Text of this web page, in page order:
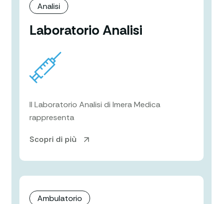
Analisi
Laboratorio Analisi
Il Laboratorio Analisi di Imera Medica
rappresenta
Scopri di più
Ambulatorio